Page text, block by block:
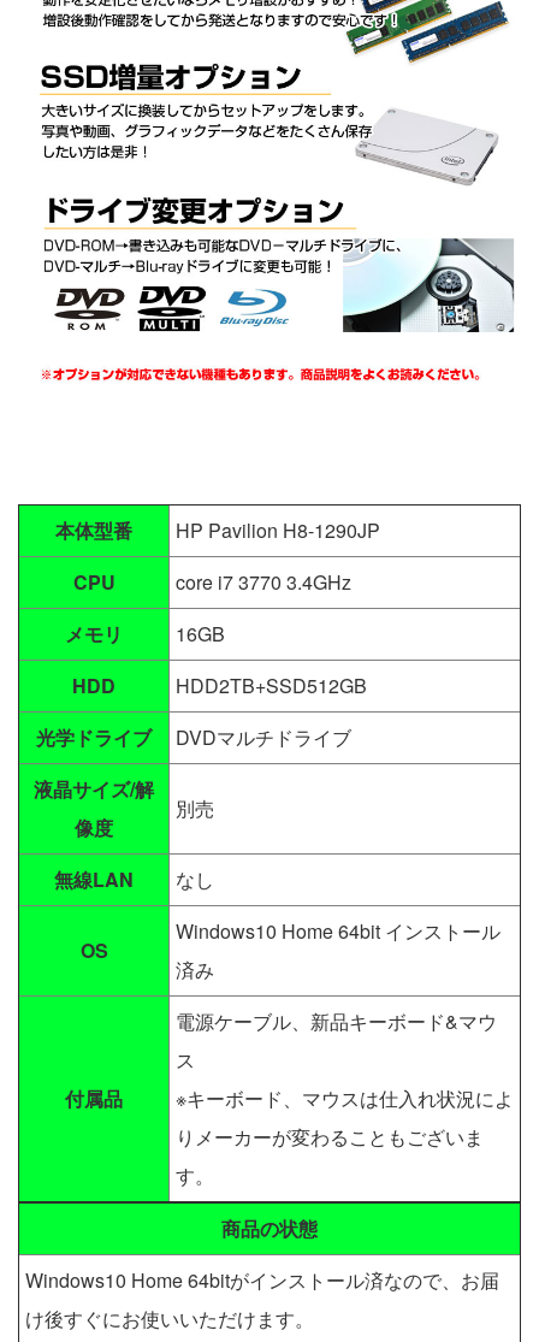
本体型番
HP Pavilion H8-1290JP
CPU
core i7 3770 3.4GHz
メモリ
16GB
HDD
HDD2TB+SSD512GB
光学ドライブ
DVDマルチドライブ
液晶サイズ/解
像度
別売
無線LAN なし
OS
Windows10 Home 64bit インストール
済み
付属品
電源ケーブル、新品キーボード&マウ
ス
※キーボード、マウスは仕入れ状況によ
りメーカーが変わることもございま
す。
商品の状態
Windows10 Home 64bitがインストール済なので、お届
け後すぐにお使いいただけます。